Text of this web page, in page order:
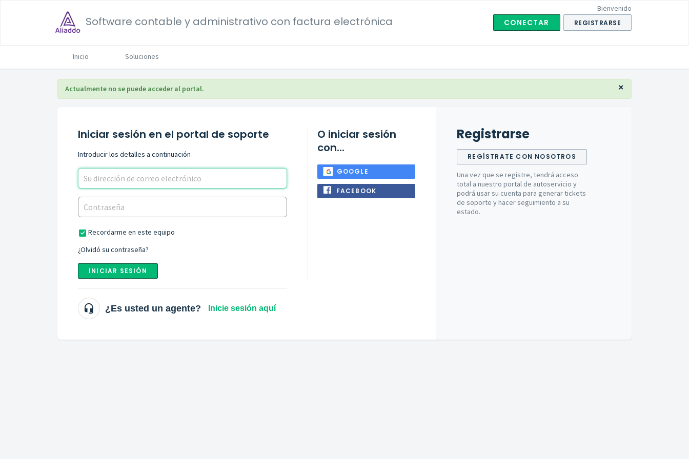
Software contable y administrativo con factura electrónica
Bienvenido
CONECTAR REGISTRARSE
Inicio Soluciones
×
Actualmente no se puede acceder al portal.
Iniciar sesión en el portal de soporte
Introducir los detalles a continuación
Recordarme en este equipo
¿Olvidó su contraseña?
INICIAR SESIÓN
¿Es usted un agente? Inicie sesión aquí
O iniciar sesión
con...
GOOGLE
FACEBOOK
Registrarse
REGÍSTRATE CON NOSOTROS
Una vez que se registre, tendrá acceso
total a nuestro portal de autoservicio y
podrá usar su cuenta para generar tickets
de soporte y hacer seguimiento a su
estado.